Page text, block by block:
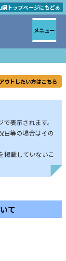
県トップページにもどる
ウトしたい方はこちら
表示されます。
日等の場合はその
掲載していないこ
て
メニュー